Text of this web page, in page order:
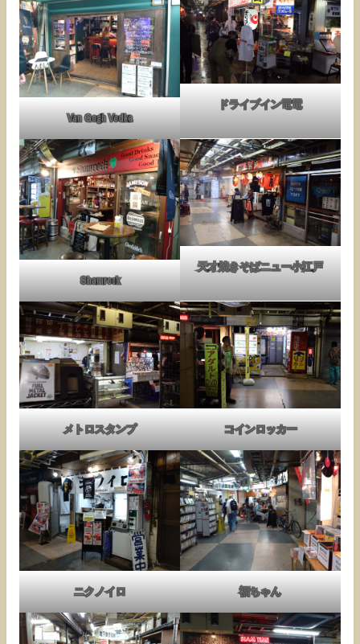
Van Gogh Vodka
ドライブイン電電
Shamrock
天才焼きそばニュー小江戸
メトロスタンプ コインロッカー
ニクノイロ 福ちゃん